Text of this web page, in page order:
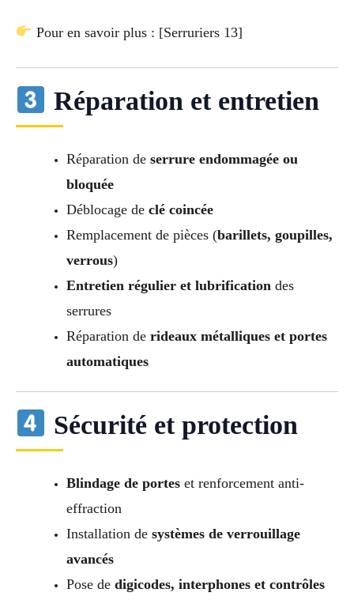
Pour en savoir plus : [Serruriers 13]
Réparation et entretien
Réparation de serrure endommagée ou
bloquée
Déblocage de clé coincée
Remplacement de pièces (barillets, goupilles,
verrous)
Entretien régulier et lubrificationdes
serrures
Réparation de rideaux métalliques et portes
automatiques
Sécurité et protection
Blindage de porteset renforcement anti-
effraction
Installation de systèmes de verrouillage
avancés
Pose de digicodes, interphones et contrôles